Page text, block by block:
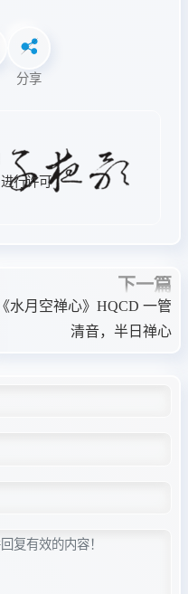
分享
进行许可
下一篇
《水月空禅心》HQCD 一管
清音，半日禅心